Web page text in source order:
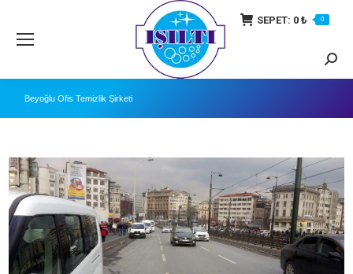
SEPET: 0 ₺ 0
Beyoğlu Ofis Temizlik Şirketi